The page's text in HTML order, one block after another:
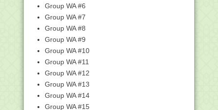
Kunci Jawaban 3.6 Hak dan Tanggung
Jawab yang Set...
Kunci Jawaban 3.4 Manusia Diciptakan
Berpasangan ...
Kunci Jawaban 3.2 Nilai-Nilai Dasar dan
Prinsip I...
Kumpulan Kunci Jawaban Pelatihan
Media Penyuluhan ...
Kunci Jawaban - 3.6 Publikasi Konten
Video di Medi...
Kunci Jawaban - 3.5 Pembuatan Media
Group WA #6
Group WA #7
Group WA #8
Group WA #9
Group WA #10
Group WA #11
Group WA #12
Group WA #13
Group WA #14
Group WA #15